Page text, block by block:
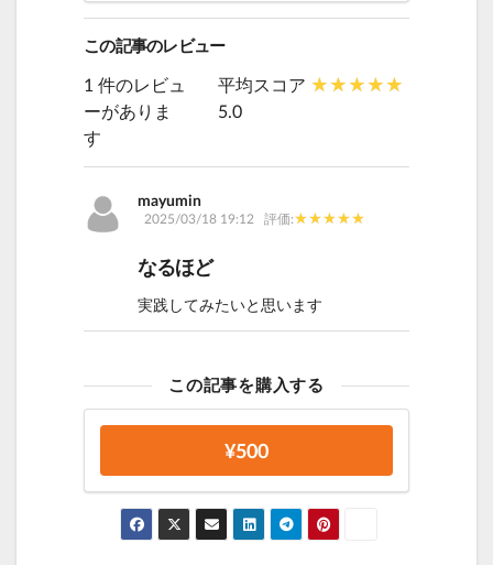
この記事のレビュー
1 件のレビュ
ーがありま
す
平均スコア
5.0
mayumin
2025/03/18 19:12 評価:
なるほど
実践してみたいと思います
この記事を購入する
¥500